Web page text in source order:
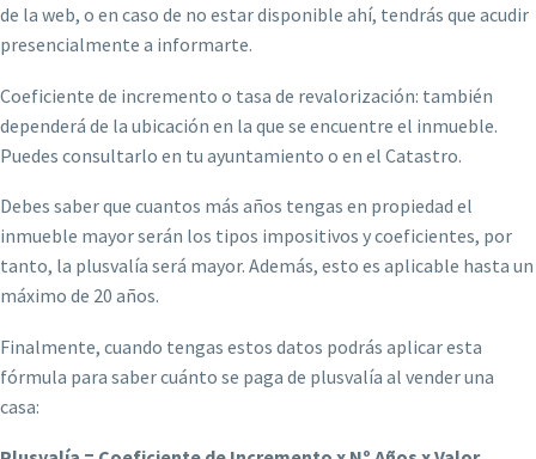
de la web, o en caso de no estar disponible ahí, tendrás que acudir
presencialmente a informarte.
Coeficiente de incremento o tasa de revalorización: también
dependerá de la ubicación en la que se encuentre el inmueble.
Puedes consultarlo en tu ayuntamiento o en el Catastro.
Debes saber que cuantos más años tengas en propiedad el
inmueble mayor serán los tipos impositivos y coeficientes, por
tanto, la plusvalía será mayor. Además, esto es aplicable hasta un
máximo de 20 años.
Finalmente, cuando tengas estos datos podrás aplicar esta
fórmula para saber cuánto se paga de plusvalía al vender una
casa: